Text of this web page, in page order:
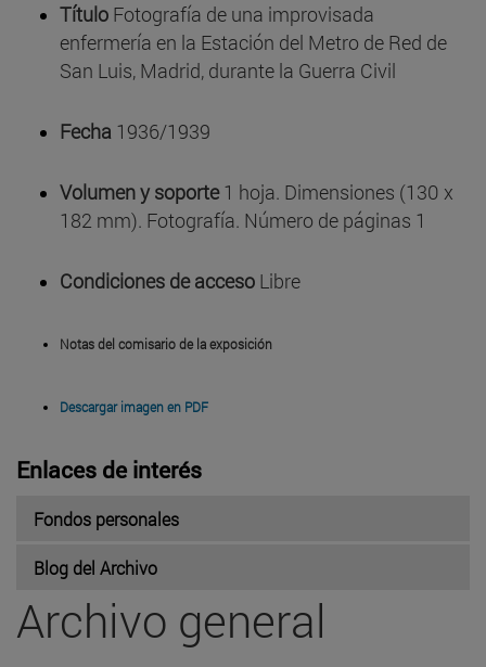
Título Fotografía de una improvisada
enfermería en la Estación del Metro de Red de
San Luis, Madrid, durante la Guerra Civil
Fecha 1936/1939
Volumen y soporte1 hoja. Dimensiones (130 x
182 mm). Fotografía. Número de páginas 1
Condiciones de acceso Libre
Notas del comisario de la exposición
Descargar imagen en PDF
Enlaces de interés
Fondos personales
Blog del Archivo
Archivo general